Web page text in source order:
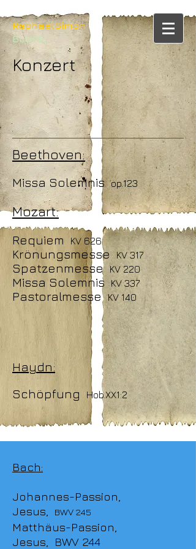
RaphaelSimon
BLUME
Konzert
Beethoven:
Missa Solemnis op.123
Mozart:
Requiem KV 626
Krönungsmesse KV 317
SpatzenmesseKV 220
Missa SolemnisKV 337
PastoralmesseKV 140
Haydn:
Schöpfung
Hob.XX1:2
Bach:
Johannes-Passion,
Jesus,
BWV 245
Matthäus-Passion,
Jesus, BWV 244